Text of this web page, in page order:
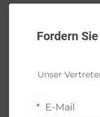
Fordern
Unser
E-Mail